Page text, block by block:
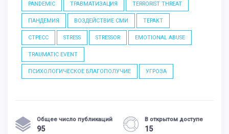
PANDEMIC ТРАВМАТИЗАЦИЯ TERRORIST THREAT
ПАНДЕМИЯ ВОЗДЕЙСТВИЕ СМИ ТЕРАКТ
СТРЕСС STRESS STRESSOR EMOTIONAL ABUSE
TRAUMATIC EVENT
ПСИХОЛОГИЧЕСКОЕ БЛАГОПОЛУЧИЕ УГРОЗА
Общее число публикаций
95
В открытом доступе
15